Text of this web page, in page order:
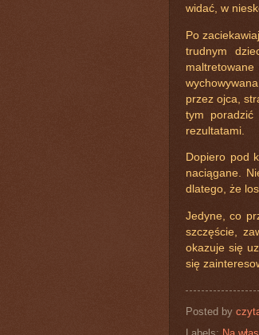
widać, w
Po
trudnym
maltretowane
przez ojca,
tym
rezultatami.
Dopiero pod
naciągane.
dlatego, że
Jedyne, co
szczęście,
okazuje się
się
Posted by